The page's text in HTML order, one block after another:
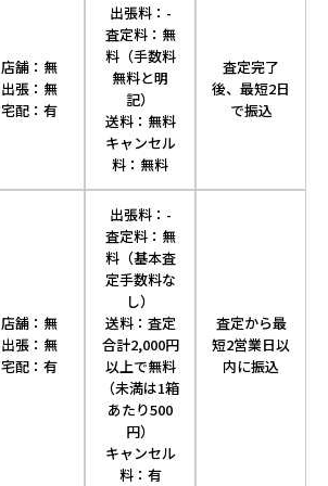
店舗：無
出張：無
宅配：有
出張料：-
査定料：無
料（手数料
無料と明
記）
送料：無料
キャンセル
料：無料
査定完了
後、最短2日
で振込
店舗：無
出張：無
宅配：有
出張料：-
査定料：無
料（基本査
定手数料な
し）
送料：査定
合計2,000円
以上で無料
（未満は1箱
あたり500
円）
キャンセル
料：有
査定から最
短2営業日以
内に振込